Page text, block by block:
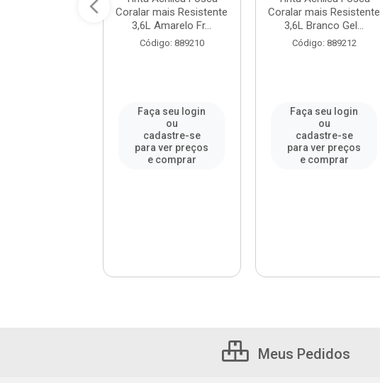
Coralar mais Resistente
3,6L Amarelo Fr...
Código: 889210
Faça seu login
ou
cadastre-se
para ver preços
e comprar
Coralar mais Resistente
3,6L Branco Gel...
Código: 889212
Faça seu login
ou
cadastre-se
para ver preços
e comprar
Meus Pedidos